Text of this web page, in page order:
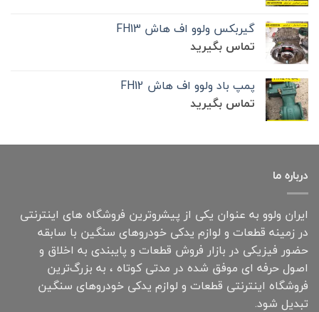
گیربکس ولوو اف هاش FH13
تماس بگیرید
پمپ باد ولوو اف هاش FH12
تماس بگیرید
درباره ما
ایران ولوو به عنوان یکی از پیشروترین فروشگاه های اینترنتی
در زمینه قطعات و لوازم یدکی خودروهای سنگین با سابقه
حضور فیزیکی در بازار فروش قطعات و پایبندی به اخلاق و
اصول حرفه ای موفق شده در مدتی کوتاه ، به بزرگ‌ترین
فروشگاه اینترنتی قطعات و لوازم یدکی خودروهای سنگین
تبدیل شود.